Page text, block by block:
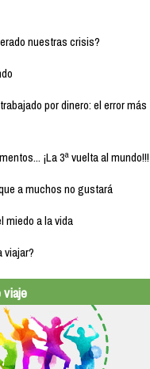
nuestras crisis?
por dinero: el error más
¡La 3ª vuelta al mundo!!!
a muchos no gustará
miedo a la vida
viajar?
viaje